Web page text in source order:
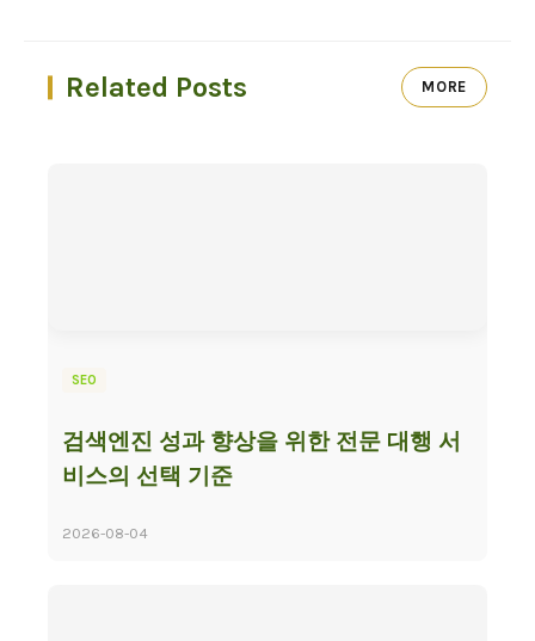
Related Posts MORE
SEO
검색엔진 성과 향상을 위한 전문 대행 서
비스의 선택 기준
2026-08-04